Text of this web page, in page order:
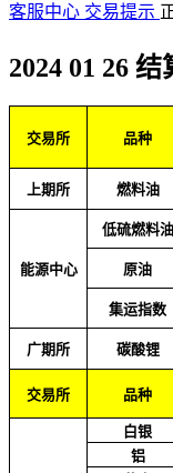
客服中心 交易提示
2024 01 26
交易所 品种
上期所 燃料油
能源中心
低硫燃料油
原油
集运指数
广期所 碳酸锂
交易所 品种
白银
铝